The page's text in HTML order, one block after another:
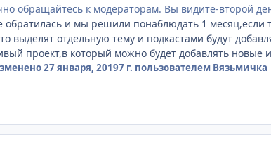
обращайтесь к модераторам. Вы видите-второй
обратилась и мы решили понаблюдать 1 месяц,если
выделят отдельную тему и подкастами будут
проект,в который можно будет добавлять новые
27 января, 20197 г. пользователем Вязьмичка